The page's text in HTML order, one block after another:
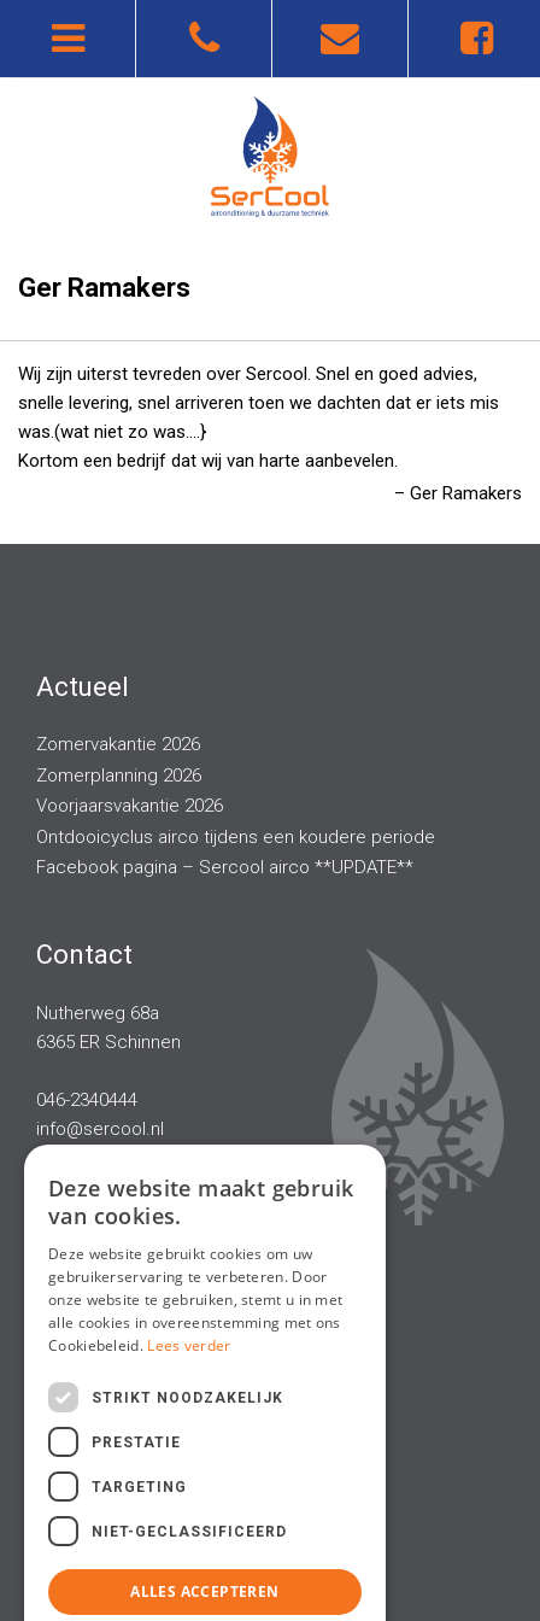
Ger Ramakers
Wij zijn uiterst tevreden over Sercool. Snel en goed advies,
snelle levering, snel arriveren toen we dachten dat er iets mis
was.(wat niet zo was….}
Kortom een bedrijf dat wij van harte aanbevelen.
Ger Ramakers
Actueel
Zomervakantie 2026
Zomerplanning 2026
Voorjaarsvakantie 2026
Ontdooicyclus airco tijdens een koudere periode
Facebook pagina – Sercool airco **UPDATE**
Contact
Nutherweg 68a
6365 ER Schinnen
046-2340444
info@sercool.nl
Deze website maakt gebruik
van cookies.
Deze website gebruikt cookies om uw
gebruikerservaring te verbeteren. Door
onze website te gebruiken, stemt u in met
alle cookies in overeenstemming met ons
Cookiebeleid. Lees verder
STRIKT NOODZAKELIJK
PRESTATIE
TARGETING
NIET-GECLASSIFICEERD
ALLES ACCEPTEREN